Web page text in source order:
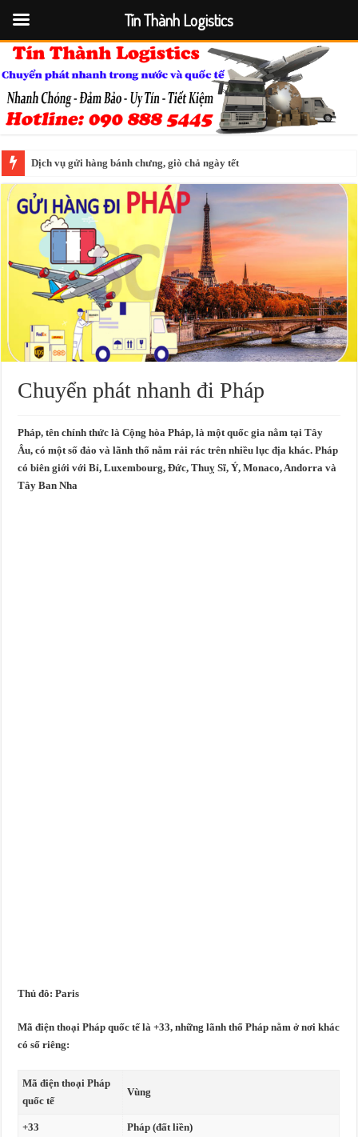
Dịch vụ gửi hàng bánh chưng, giò chả ngày tết
Chuyển phát nhanh đi Pháp
Pháp, tên chính thức là Cộng hòa Pháp, là một quốc gia nằm tại Tây
Âu, có một số đảo và lãnh thổ nằm rải rác trên nhiều lục địa khác. Pháp
có biên giới với Bỉ, Luxembourg, Đức, Thuỵ Sĩ, Ý, Monaco, Andorra và
Tây Ban Nha
Thủ đô:Paris
Mã điện thoại Pháp quốc tế là +33, những lãnh thổ Pháp nằm ở nơi khác
có số riêng:
Mã điện thoại Pháp
quốc tế
Vùng
+33 Pháp (đất liền)
Tín Thành Logistics